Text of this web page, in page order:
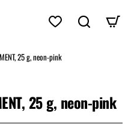
25 g, neon-pink
25 g, neon-pink